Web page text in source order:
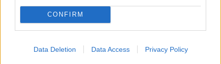
CONFIRM
Data Deletion Data Access Privacy Policy